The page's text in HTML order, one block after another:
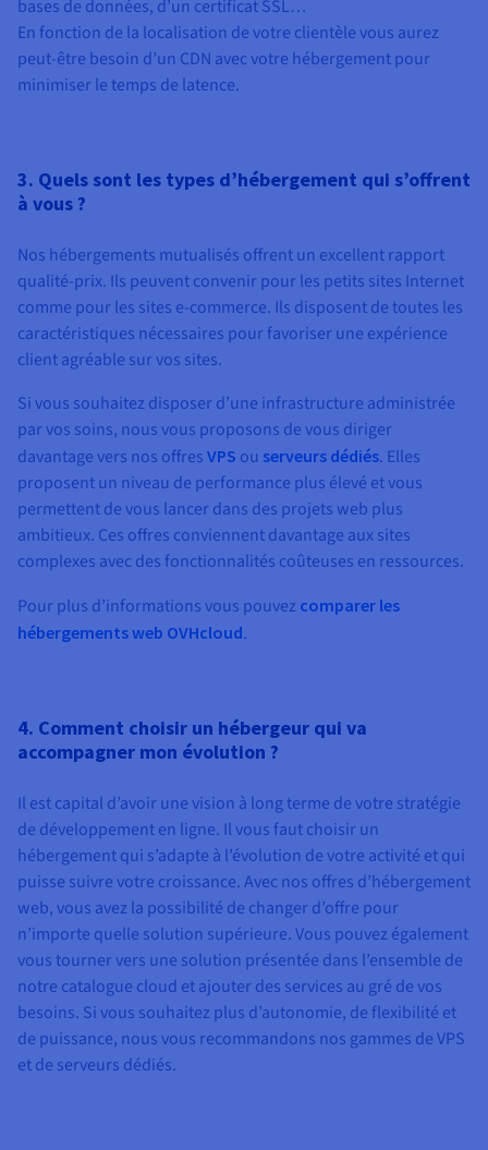
bases de données, d’un certificat SSL…
En fonction de la localisation de votre clientèle vous aurez
peut-être besoin d’un CDN avec votre hébergement pour
minimiser le temps de latence.
3. Quels sont les types d’hébergement qui s’offrent
à vous ?
Nos hébergements mutualisés offrent un excellent rapport
qualité-prix. Ils peuvent convenir pour les petits sites Internet
comme pour les sites e-commerce. Ils disposent de toutes les
caractéristiques nécessaires pour favoriser une expérience
client agréable sur vos sites.
Si vous souhaitez disposer d’une infrastructure administrée
par vos soins, nous vous proposons de vous diriger
davantage vers nos offres VPS ou serveurs dédiés. Elles
proposent un niveau de performance plus élevé et vous
permettent de vous lancer dans des projets web plus
ambitieux. Ces offres conviennent davantage aux sites
complexes avec des fonctionnalités coûteuses en ressources.
Pour plus d’informations vous pouvez comparer les
hébergements web OVHcloud.
4. Comment choisir un hébergeur qui va
accompagner mon évolution ?
Il est capital d’avoir une vision à long terme de votre stratégie
de développement en ligne. Il vous faut choisir un
hébergement qui s’adapte à l’évolution de votre activité et qui
puisse suivre votre croissance. Avec nos offres d’hébergement
web, vous avez la possibilité de changer d’offre pour
n’importe quelle solution supérieure. Vous pouvez également
vous tourner vers une solution présentée dans l’ensemble de
notre catalogue cloud et ajouter des services au gré de vos
besoins. Si vous souhaitez plus d’autonomie, de flexibilité et
de puissance, nous vous recommandons nos gammes de VPS
et de serveurs dédiés.